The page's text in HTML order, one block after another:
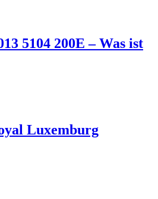
5104 200E – Was ist
Luxemburg